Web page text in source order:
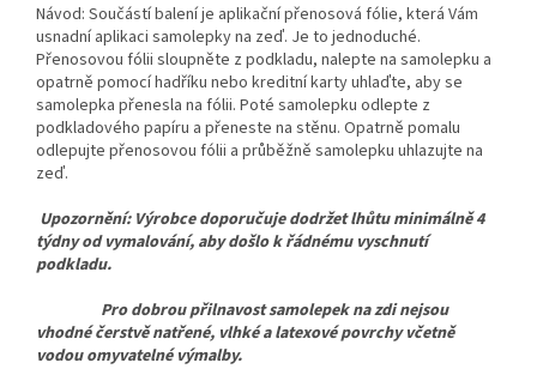
Návod: Součástí balení je aplikační přenosová fólie, která Vám
usnadní aplikaci samolepky na zeď. Je to jednoduché.
Přenosovou fólii sloupněte z podkladu, nalepte na samolepku a
opatrně pomocí hadříku nebo kreditní karty uhlaďte, aby se
samolepka přenesla na fólii. Poté samolepku odlepte z
podkladového papíru a přeneste na stěnu. Opatrně pomalu
odlepujte přenosovou fólii a průběžně samolepku uhlazujte na
zeď.
Upozornění: Výrobce doporučuje dodržet lhůtu minimálně 4
týdny od vymalování, aby došlo k řádnému vyschnutí
podkladu.
Pro dobrou přilnavost samolepek na zdi nejsou
vhodné čerstvě natřené, vlhké a latexové povrchy včetně
vodou omyvatelné výmalby.